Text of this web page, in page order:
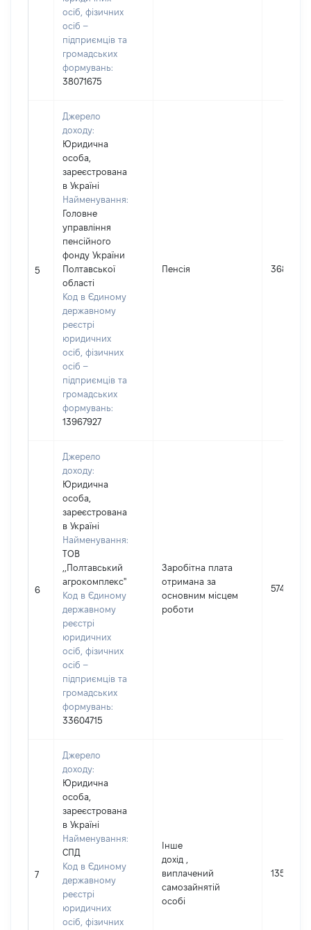
осіб, фізичних
осіб –
підприємців та
громадських
формувань:
38071675
5
Джерело
доходу:
Юридична
особа,
зареєстрована
в Україні
Найменування:
Головне
управління
пенсійного
фонду України
Полтавської
області
Код в Єдиному
державному
реєстрі
юридичних
осіб, фізичних
осіб –
підприємців та
громадських
формувань:
13967927
Пенсія 36845
6
Джерело
доходу:
Юридична
особа,
зареєстрована
в Україні
Найменування:
ТОВ
,,Полтавський
агрокомплекс"
Код в Єдиному
державному
реєстрі
юридичних
осіб, фізичних
осіб –
підприємців та
громадських
формувань:
33604715
Заробітна плата
отримана за
основним місцем
роботи
57480
7
Джерело
доходу:
Юридична
особа,
зареєстрована
в Україні
Найменування:
СПД
Код в Єдиному
державному
реєстрі
юридичних
осіб, фізичних
Інше
дохід ,
виплачений
самозайнятій
особі
13500